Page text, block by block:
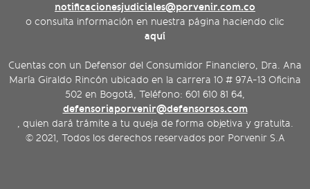
notificacionesjudiciales@porvenir.com.co
o consulta información en nuestra página haciendo clic
aquí
Cuentas con un Defensor del Consumidor Financiero, Dra. Ana
María Giraldo Rincón ubicado en la carrera 10 # 97A-13 Oficina
502 en Bogotá, Teléfono: 601 610 81 64,
defensoriaporvenir@defensorsos.com
, quien dará trámite a tu queja de forma objetiva y gratuita.
© 2021, Todos los derechos reservados por Porvenir S.A